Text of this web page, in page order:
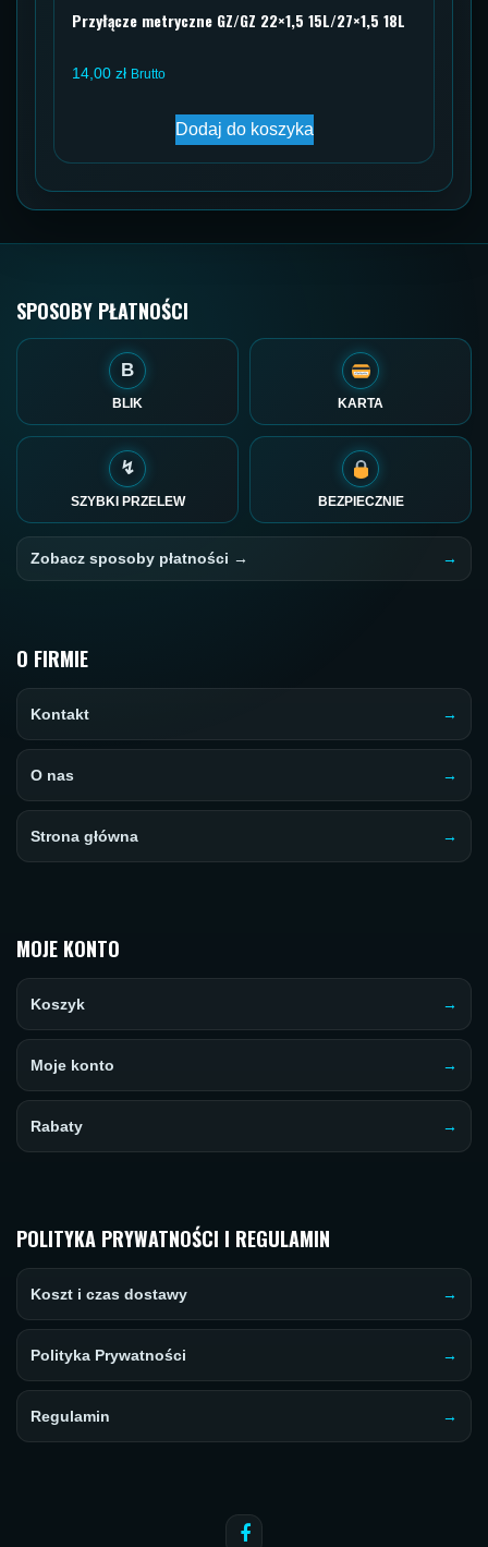
Przyłącze metryczne GZ/GZ 22×1,5 15L/27×1,5 18L
14,00 zł Brutto
Dodaj do koszyka
SPOSOBY PŁATNOŚCI
B
BLIK KARTA
↯
SZYBKI PRZELEW BEZPIECZNIE
Zobacz sposoby płatności →
O FIRMIE
Kontakt
O nas
Strona główna
MOJE KONTO
Koszyk
Moje konto
Rabaty
POLITYKA PRYWATNOŚCI I REGULAMIN
Koszt i czas dostawy
Polityka Prywatności
Regulamin